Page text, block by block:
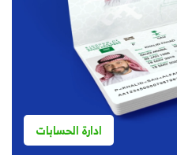
ادارة الحسابات